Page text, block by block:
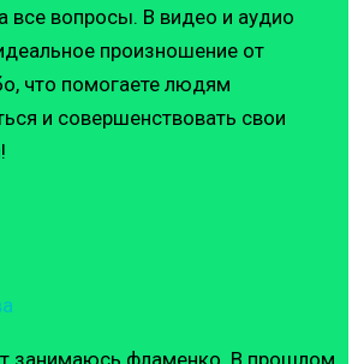
все вопросы. В видео и аудио
произношение от
что помогаете людям
и совершенствовать свои
занимаюсь фламенко. В прошлом